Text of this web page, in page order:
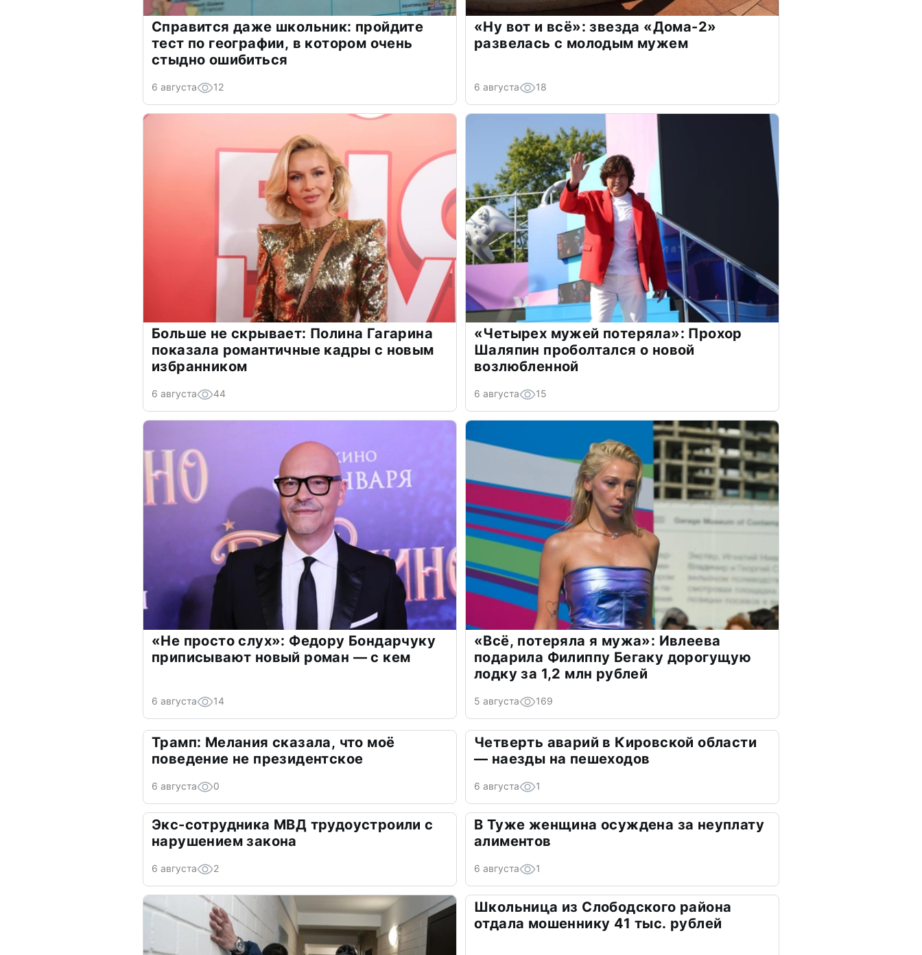
Справится даже школьник: пройдите
тест по географии, в котором очень
стыдно ошибиться
6 августа 12
«Ну вот и всё»: звезда «Дома-2»
развелась с молодым мужем
6 августа 18
Больше не скрывает: Полина Гагарина
показала романтичные кадры с новым
избранником
6 августа 44
«Четырех мужей потеряла»: Прохор
Шаляпин проболтался о новой
возлюбленной
6 августа 15
«Не просто слух»: Федору Бондарчуку
приписывают новый роман — с кем
6 августа 14
«Всё, потеряла я мужа»: Ивлеева
подарила Филиппу Бегаку дорогущую
лодку за 1,2 млн рублей
5 августа 169
Трамп: Мелания сказала, что моё
поведение не президентское
6 августа 0
Четверть аварий в Кировской области
— наезды на пешеходов
6 августа 1
Экс-сотрудника МВД трудоустроили с
нарушением закона
6 августа 2
В Туже женщина осуждена за неуплату
алиментов
6 августа 1
Школьница из Слободского района
отдала мошеннику 41 тыс. рублей